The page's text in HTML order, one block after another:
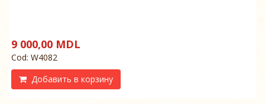
9 000,00 MDL
Cod: W4082
Добавить в корзину